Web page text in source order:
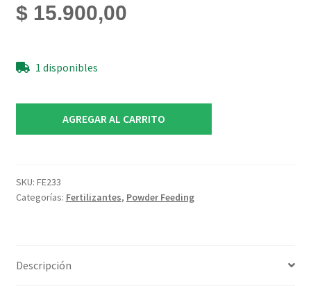
$15.900,00
1 disponibles
AGREGAR AL CARRITO
SKU: FE233
Categorías: Fertilizantes, Powder Feeding
Descripción